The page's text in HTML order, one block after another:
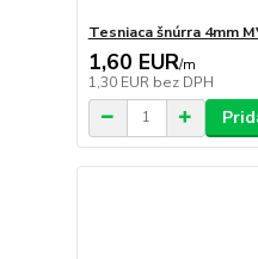
Tesniaca šnúrra 4mm
1,60 EUR/m
1,30 EUR bez DPH